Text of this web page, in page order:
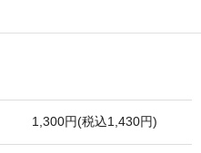
1,300円(税込1,430円)